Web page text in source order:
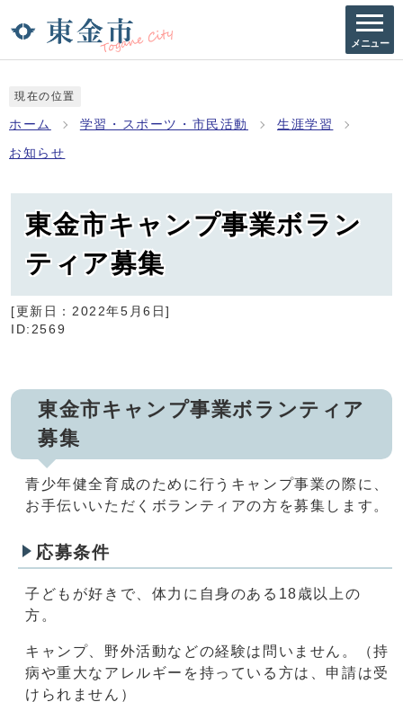
メニュー
現在の位置
ホーム 学習・スポーツ・市民活動 生涯学習
お知らせ
東金市キャンプ事業ボラン
ティア募集
[更新日： 2022年5月6日]
ID:2569
東金市キャンプ事業ボランティア
募集
青少年健全育成のために行うキャンプ事業の際に、
お手伝いいただくボランティアの方を募集します。
応募条件
子どもが好きで、体力に自身のある18歳以上の
方。
キャンプ、野外活動などの経験は問いません。（持
病や重大なアレルギーを持っている方は、申請は受
けられません）